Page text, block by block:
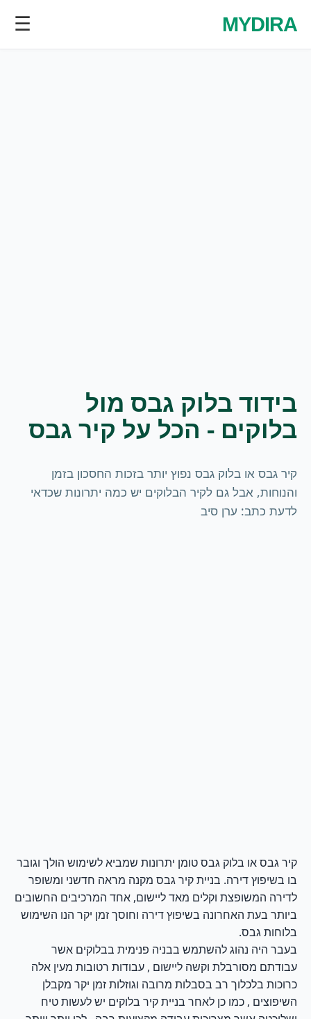
MYDIRA
☰
בידוד בלוק גבס מול
בלוקים - הכל על קיר גבס
קיר גבס או בלוק גבס נפוץ יותר בזכות החסכון בזמן
והנוחות, אבל גם לקיר הבלוקים יש כמה יתרונות שכדאי
לדעת כתב: ערן סיב
קיר גבס או בלוק גבס טומן יתרונות שמביא לשימוש הולך וגובר
בו בשיפוץ דירה. בניית קיר גבס מקנה מראה חדשני ומשופר
לדירה המשופצת וקלים מאד ליישום, אחד המרכיבים החשובים
ביותר בעת האחרונה בשיפוץ דירה וחוסך זמן יקר הנו השימוש
בלוחות גבס.
בעבר היה נהוג להשתמש בבניה פנימית בבלוקים אשר
עבודתם מסורבלת וקשה ליישום , עבודות רטובות מעין אלה
כרוכות בלכלוך רב בסבלות מרובה וגוזלות זמן יקר מקבלן
השיפוצים , כמו כן לאחר בניית קיר בלוקים יש לעשות טיח